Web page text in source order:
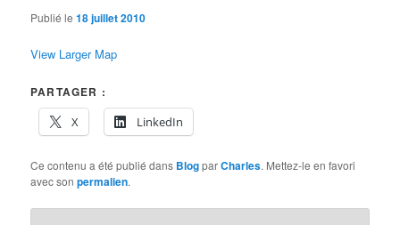
Publié le18 juillet 2010
View Larger Map
PARTAGER :
X
LinkedIn
Ce contenu a été publié dans BlogparCharles. Mettez-le en favori
avec sonpermalien.